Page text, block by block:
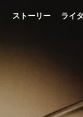
ライ
ストーリー